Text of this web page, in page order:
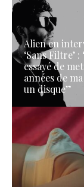
Alien en
‘Sans Filtre’ :
essayé de
années de
un disque”